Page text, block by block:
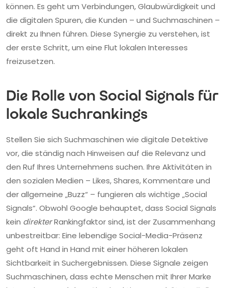
können. Es geht um Verbindungen, Glaubwürdigkeit und
die digitalen Spuren, die Kunden – und Suchmaschinen –
direkt zu Ihnen führen. Diese Synergie zu verstehen, ist
der erste Schritt, um eine Flut lokalen Interesses
freizusetzen.
Die Rolle von Social Signals für
lokale Suchrankings
Stellen Sie sich Suchmaschinen wie digitale Detektive
vor, die ständig nach Hinweisen auf die Relevanz und
den Ruf Ihres Unternehmens suchen. Ihre Aktivitäten in
den sozialen Medien – Likes, Shares, Kommentare und
der allgemeine „Buzz“ – fungieren als wichtige „Social
Signals“. Obwohl Google behauptet, dass Social Signals
kein direkterRankingfaktor sind, ist der Zusammenhang
unbestreitbar: Eine lebendige Social-Media-Präsenz
geht oft Hand in Hand mit einer höheren lokalen
Sichtbarkeit in Suchergebnissen. Diese Signale zeigen
Suchmaschinen, dass echte Menschen mit Ihrer Marke